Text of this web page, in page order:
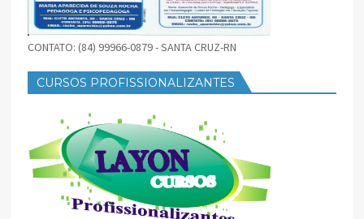
CONTATO: (84) 99966-0879 - SANTA CRUZ-RN
CURSOS PROFISSIONALIZANTES